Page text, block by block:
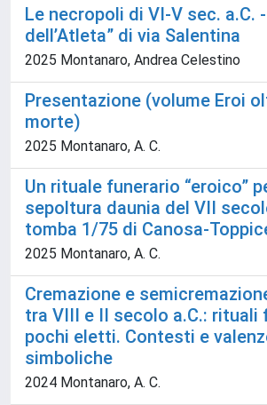
Le necropoli di VI-V sec. a.C.
dell’Atleta” di via Salentina
2025 Montanaro, Andrea Celestino
Presentazione (volume Eroi
morte)
2025 Montanaro, A. C.
Un rituale funerario “eroico”
sepoltura daunia del VII
tomba 1/75 di Canosa-
2025 Montanaro, A. C.
Cremazione e
tra VIII e II secolo a.C.: rituali
pochi eletti. Contesti e
simboliche
2024 Montanaro, A. C.